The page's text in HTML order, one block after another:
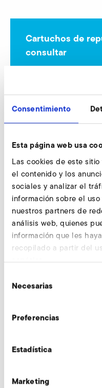
Consentimiento
Esta página web usa
Las cookies de este
el contenido y los
sociales y analizar el
información sobre el
nuestros partners de
análisis web, quienes
información que les
recopilado a partir del
deNecesarias
Preferencias
Estadística
Marketing
Cartuchos de
consultar
Nuestros expertos
Otros accesorios
AirKnife
Conectores
Válvulas limitadoras
Válvulas de